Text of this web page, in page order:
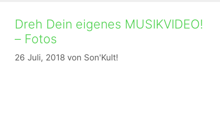
Dreh Dein eigenes MUSIKVIDEO!
– Fotos
26 Juli, 2018 von Son'Kult!